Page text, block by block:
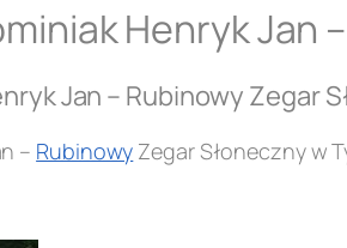
Henryk Jan
Jan – Rubinowy Zegar
– Rubinowy Zegar Słoneczny w